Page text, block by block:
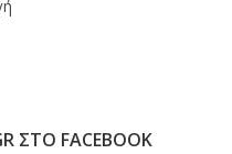
ΣΤΟ FACEBOOK